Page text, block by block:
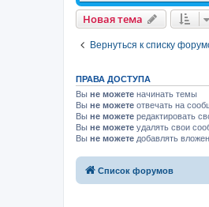
Новая тема
Вернуться к списку
ПРАВА ДОСТУПА
Вы не можете начинать темы
Вы не можете отвечать на
Вы не можете редактировать
Вы не можете удалять свои
Вы не можете добавлять
Список форумов